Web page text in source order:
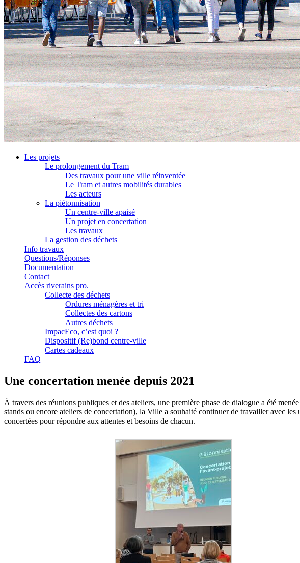
Les projets
Le prolongement du Tram
Des travaux pour une ville réinventée
Le Tram et autres mobilités durables
Les acteurs
La piétonnisation
Un centre-ville apaisé
Un projet en concertation
Les travaux
La gestion des déchets
Info travaux
Questions/Réponses
Documentation
Contact
Accès riverains pro.
Collecte des déchets
Ordures ménagères et tri
Collectes des cartons
Autres déchets
ImpacEco, c’est quoi ?
Dispositif (Re)bond centre-ville
Cartes cadeaux
FAQ
Une concertation menée depuis 2021
À travers des réunions publiques et des ateliers, une première phase de dialogue a été
stands ou encore ateliers de concertation), la Ville a souhaité continuer de travailler avec
concertées pour répondre aux attentes et besoins de chacun.